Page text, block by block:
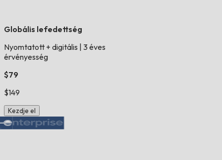
Globális lefedettség
Nyomtatott + digitális 3 éves
érvényesség
$79
$149
Kezdje el